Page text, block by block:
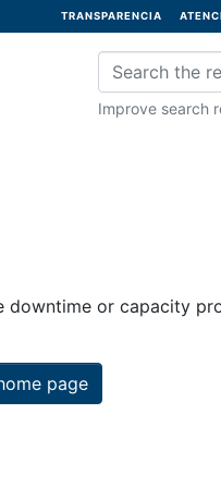
TRANSPARENCIA
Improve search
or capacity
page